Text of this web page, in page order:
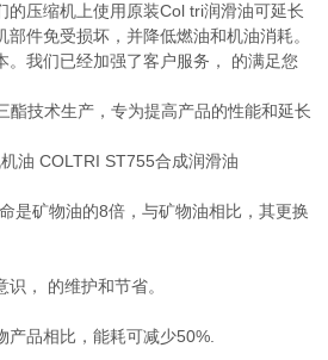
的压缩机上使用原装Col tri润滑油可延长
件免受损坏，并降低燃油和机油消耗。
。我们已经加强了客户服务， 的满足您
酯技术生产，专为提高产品的性能和延长
矿物油的8倍，与矿物油相比，其更换
， 的维护和节省。
品相比，能耗可减少50%.